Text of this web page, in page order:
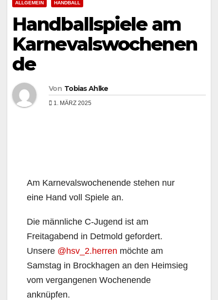
ALLGEMEIN HANDBALL
Handballspiele am
Karnevalswochenen
de
Von Tobias Ahlke
1. MÄRZ 2025
Am Karnevalswochenende stehen nur
eine Hand voll Spiele an.
Die männliche C-Jugend ist am
Freitagabend in Detmold gefordert.
Unsere @hsv_2.herren möchte am
Samstag in Brockhagen an den Heimsieg
vom vergangenen Wochenende
anknüpfen.